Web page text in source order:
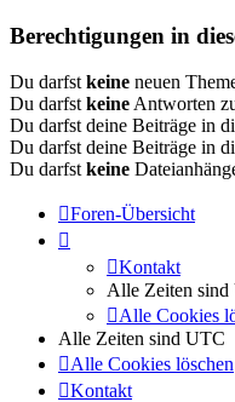
Berechtigungen in
Du darfst keine neuen
Du darfst keine Antworten
Du darfst deine Beiträge in
Du darfst deine Beiträge in
Du darfst keine
Foren-Übersicht
Kontakt
Alle Zeiten sind
Alle Cookies
Alle Zeiten sind UTC
Alle Cookies löschen
Kontakt